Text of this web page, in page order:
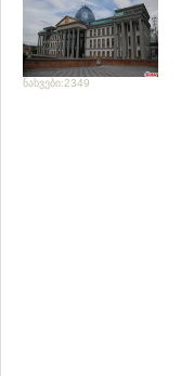
ნახვები:2349